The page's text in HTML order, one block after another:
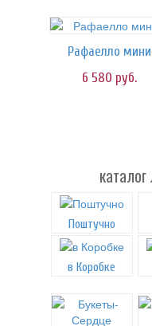
Рафаелло мини
6 580 руб.
Поштучно
в Коробке